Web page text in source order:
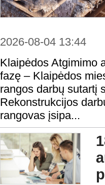
2026-08-04 13:44
Klaipėdos Atgimimo
fazę – Klaipėdos
rangos darbų sutartį
Rekonstrukcijos
rangovas įsipa...